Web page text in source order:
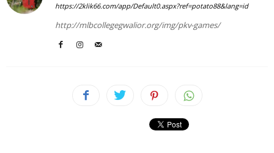
https://2klik66.com/app/Default0.aspx?ref=potato88&lang=id
http://mlbcollegegwalior.org/img/pkv-games/